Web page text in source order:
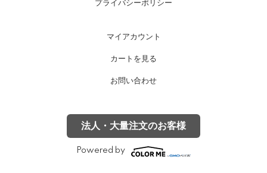
プライバシーポリシー
マイアカウント
カートを見る
お問い合わせ
法人・大量注文のお客様
Powered by